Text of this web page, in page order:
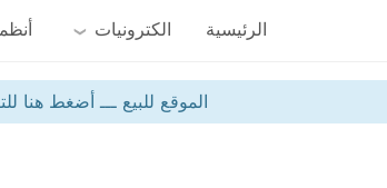
الرئيسية الكترونيات
الموقع للبيع ـــ أضغط هنا